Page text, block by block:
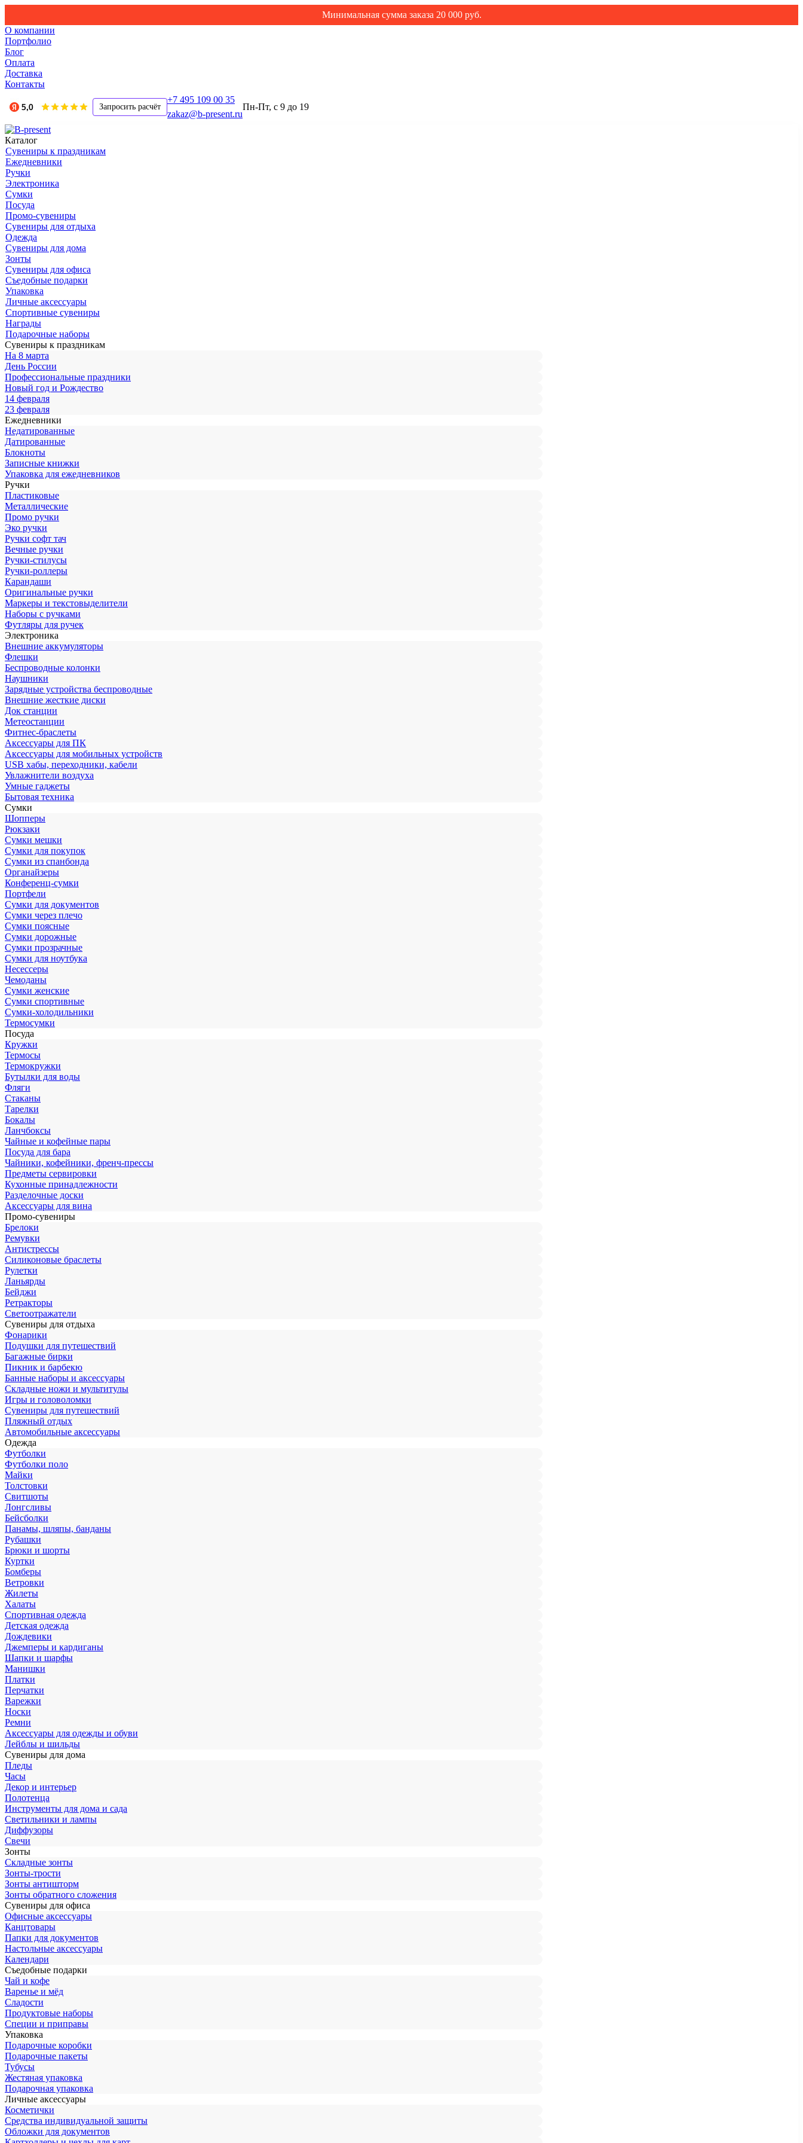
Минимальная сумма заказа 20 000 руб.
О компании
Портфолио
Блог
Оплата
Доставка
Контакты
Запросить расчёт
+7 495 109 00 35
zakaz@b-present.ru
Пн-Пт, с 9 до 19
Каталог
Сувениры к праздникам
Ежедневники
Ручки
Электроника
Сумки
Посуда
Промо-сувениры
Сувениры для отдыха
Одежда
Сувениры для дома
Зонты
Сувениры для офиса
Съедобные подарки
Упаковка
Личные аксессуары
Спортивные сувениры
Награды
Подарочные наборы
Сувениры к праздникам
На 8 марта
День России
Профессиональные праздники
Новый год и Рождество
14 февраля
23 февраля
Ежедневники
Недатированные
Датированные
Блокноты
Записные книжки
Упаковка для ежедневников
Ручки
Пластиковые
Металлические
Промо ручки
Эко ручки
Ручки софт тач
Вечные ручки
Ручки-стилусы
Ручки-роллеры
Карандаши
Оригинальные ручки
Маркеры и текстовыделители
Наборы с ручками
Футляры для ручек
Электроника
Внешние аккумуляторы
Флешки
Беспроводные колонки
Наушники
Зарядные устройства беспроводные
Внешние жесткие диски
Док станции
Метеостанции
Фитнес-браслеты
Аксессуары для ПК
Аксессуары для мобильных устройств
USB хабы, переходники, кабели
Увлажнители воздуха
Умные гаджеты
Бытовая техника
Сумки
Шопперы
Рюкзаки
Сумки мешки
Сумки для покупок
Сумки из спанбонда
Органайзеры
Конференц-сумки
Портфели
Сумки для документов
Сумки через плечо
Сумки поясные
Сумки дорожные
Сумки прозрачные
Сумки для ноутбука
Несессеры
Чемоданы
Сумки женские
Сумки спортивные
Сумки-холодильники
Термосумки
Посуда
Кружки
Термосы
Термокружки
Бутылки для воды
Фляги
Стаканы
Тарелки
Бокалы
Ланчбоксы
Чайные и кофейные пары
Посуда для бара
Чайники, кофейники, френч-прессы
Предметы сервировки
Кухонные принадлежности
Разделочные доски
Аксессуары для вина
Промо-сувениры
Брелоки
Ремувки
Антистрессы
Силиконовые браслеты
Рулетки
Ланьярды
Бейджи
Ретракторы
Светоотражатели
Сувениры для отдыха
Фонарики
Подушки для путешествий
Багажные бирки
Пикник и барбекю
Банные наборы и аксессуары
Складные ножи и мультитулы
Игры и головоломки
Сувениры для путешествий
Пляжный отдых
Автомобильные аксессуары
Одежда
Футболки
Футболки поло
Майки
Толстовки
Свитшоты
Лонгсливы
Бейсболки
Панамы, шляпы, банданы
Рубашки
Брюки и шорты
Куртки
Бомберы
Ветровки
Жилеты
Халаты
Спортивная одежда
Детская одежда
Дождевики
Джемперы и кардиганы
Шапки и шарфы
Манишки
Платки
Перчатки
Варежки
Носки
Ремни
Аксессуары для одежды и обуви
Лейблы и шильды
Сувениры для дома
Пледы
Часы
Декор и интерьер
Полотенца
Инструменты для дома и сада
Светильники и лампы
Диффузоры
Свечи
Зонты
Складные зонты
Зонты-трости
Зонты антишторм
Зонты обратного сложения
Сувениры для офиса
Офисные аксессуары
Канцтовары
Папки для документов
Настольные аксессуары
Календари
Съедобные подарки
Чай и кофе
Варенье и мёд
Сладости
Продуктовые наборы
Специи и приправы
Упаковка
Подарочные коробки
Подарочные пакеты
Тубусы
Жестяная упаковка
Подарочная упаковка
Личные аксессуары
Косметички
Средства индивидуальной защиты
Обложки для документов